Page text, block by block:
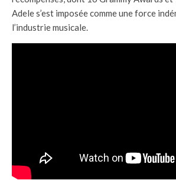
Adele s’est imposée comme une force
l’industrie musicale.